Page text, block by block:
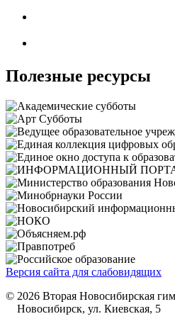
Полезные ресурсы
Версия сайта для слабовидящих
© 2026 Вторая Новосибирская
Новосибирск, ул. Киевская, 5